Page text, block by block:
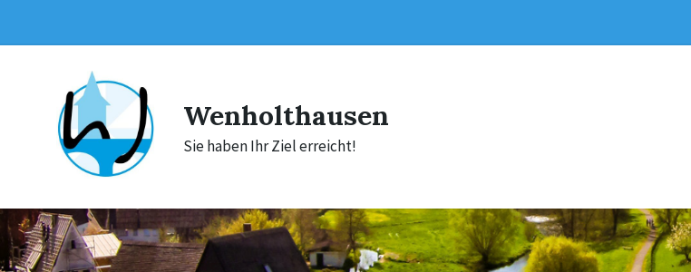
content
main
footer
Wenholthausen
Sie haben Ihr Ziel erreicht!